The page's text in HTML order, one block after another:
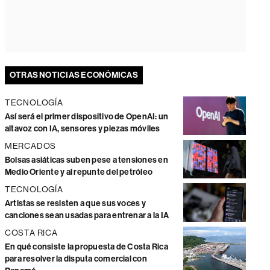
OTRAS NOTICIAS ECONÓMICAS
TECNOLOGÍA
Así será el primer dispositivo de OpenAI: un
altavoz con IA, sensores y piezas móviles
MERCADOS
Bolsas asiáticas suben pese a tensiones en
Medio Oriente y al repunte del petróleo
TECNOLOGÍA
Artistas se resisten a que sus voces y
canciones sean usadas para entrenar a la IA
COSTA RICA
En qué consiste la propuesta de Costa Rica
para resolver la disputa comercial con